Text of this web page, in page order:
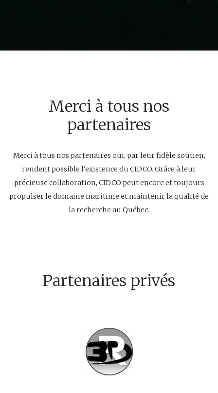
Merci à tous nos
partenaires
Merci à tous nos partenaires qui, par leur fidèle soutien,
rendent possible l'existence du CIDCO. Grâce à leur
précieuse collaboration, CIDCO peut encore et toujours
propulser le domaine maritime et maintenir la qualité de
la recherche au Québec.
Partenaires privés